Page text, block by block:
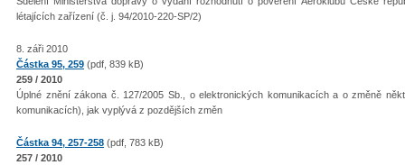
létajících zařízení (č. j. 94/2010-220-SP/2)
8. záři 2010
Částka 95, 259 (pdf, 839 kB)
259 / 2010
Úplné znění zákona č. 127/2005 Sb., o elektronických komunikacích a o změně
komunikacích), jak vyplývá z pozdějších změn
Částka 94, 257-258 (pdf, 783 kB)
257 / 2010